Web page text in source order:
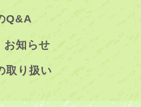
Q&A
お知らせ
取り扱い